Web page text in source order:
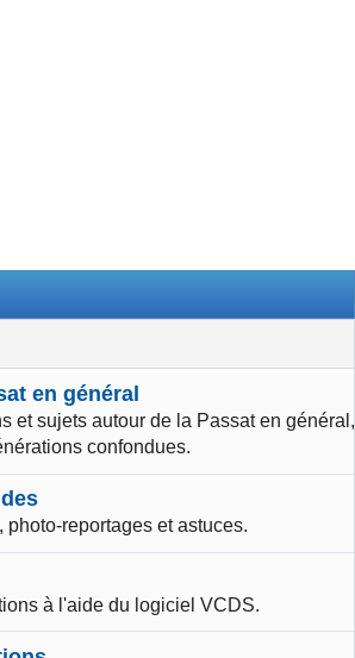
en général
et sujets autour de la Passat en général,
confondues.
photo-reportages et astuces.
à l'aide du logiciel VCDS.